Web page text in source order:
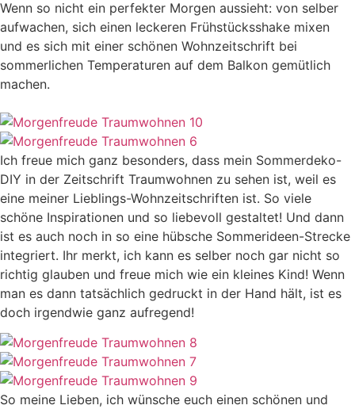
Wenn so nicht ein perfekter Morgen aussieht: von selber
aufwachen, sich einen leckeren Frühstücksshake mixen
und es sich mit einer schönen Wohnzeitschrift bei
sommerlichen Temperaturen auf dem Balkon gemütlich
machen.
Ich freue mich ganz besonders, dass mein Sommerdeko-
DIY in der Zeitschrift Traumwohnen zu sehen ist, weil es
eine meiner Lieblings-Wohnzeitschriften ist. So viele
schöne Inspirationen und so liebevoll gestaltet! Und dann
ist es auch noch in so eine hübsche Sommerideen-Strecke
integriert. Ihr merkt, ich kann es selber noch gar nicht so
richtig glauben und freue mich wie ein kleines Kind! Wenn
man es dann tatsächlich gedruckt in der Hand hält, ist es
doch irgendwie ganz aufregend!
So meine Lieben, ich wünsche euch einen schönen und